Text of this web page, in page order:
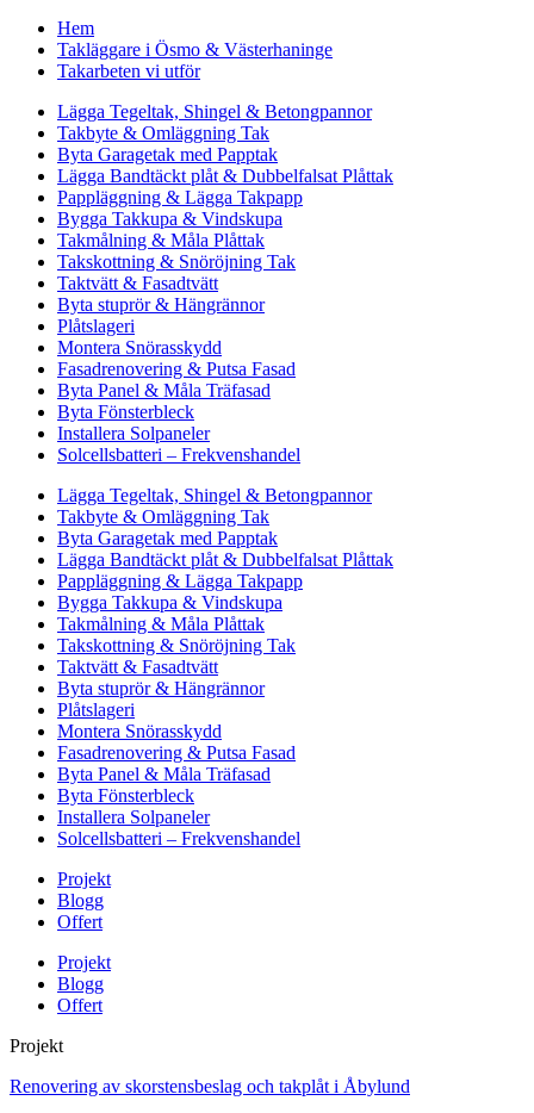
Hem
Takläggare i Ösmo & Västerhaninge
Takarbeten vi utför
Lägga Tegeltak, Shingel & Betongpannor
Takbyte & Omläggning Tak
Byta Garagetak med Papptak
Lägga Bandtäckt plåt & Dubbelfalsat Plåttak
Pappläggning & Lägga Takpapp
Bygga Takkupa & Vindskupa
Takmålning & Måla Plåttak
Takskottning & Snöröjning Tak
Taktvätt & Fasadtvätt
Byta stuprör & Hängrännor
Plåtslageri
Montera Snörasskydd
Fasadrenovering & Putsa Fasad
Byta Panel & Måla Träfasad
Byta Fönsterbleck
Installera Solpaneler
Solcellsbatteri – Frekvenshandel
Lägga Tegeltak, Shingel & Betongpannor
Takbyte & Omläggning Tak
Byta Garagetak med Papptak
Lägga Bandtäckt plåt & Dubbelfalsat Plåttak
Pappläggning & Lägga Takpapp
Bygga Takkupa & Vindskupa
Takmålning & Måla Plåttak
Takskottning & Snöröjning Tak
Taktvätt & Fasadtvätt
Byta stuprör & Hängrännor
Plåtslageri
Montera Snörasskydd
Fasadrenovering & Putsa Fasad
Byta Panel & Måla Träfasad
Byta Fönsterbleck
Installera Solpaneler
Solcellsbatteri – Frekvenshandel
Projekt
Blogg
Offert
Projekt
Blogg
Offert
Projekt
Renovering av skorstensbeslag och takplåt i Åbylund